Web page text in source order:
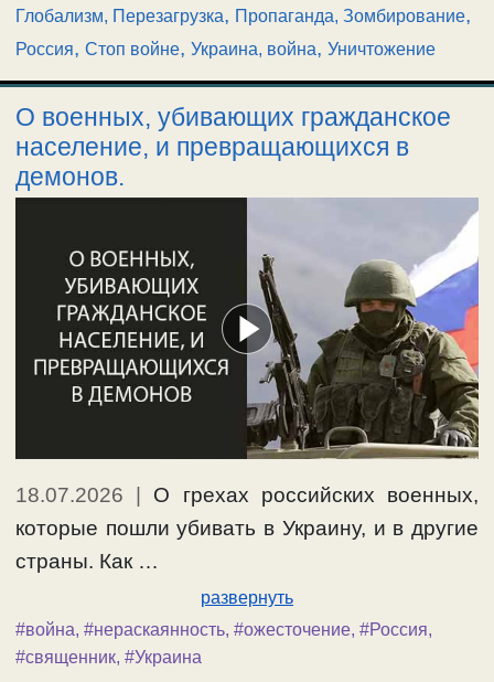
Глобализм, Перезагрузка, Пропаганда, Зомбирование,
Россия, Стоп войне, Украина, война, Уничтожение
О военных, убивающих гражданское
население, и превращающихся в
демонов.
18.07.2026
О грехах российских военных,
которые пошли убивать в Украину, и в другие
страны. Как …
развернуть
#война, #нераскаянность, #ожесточение, #Россия,
#священник, #Украина